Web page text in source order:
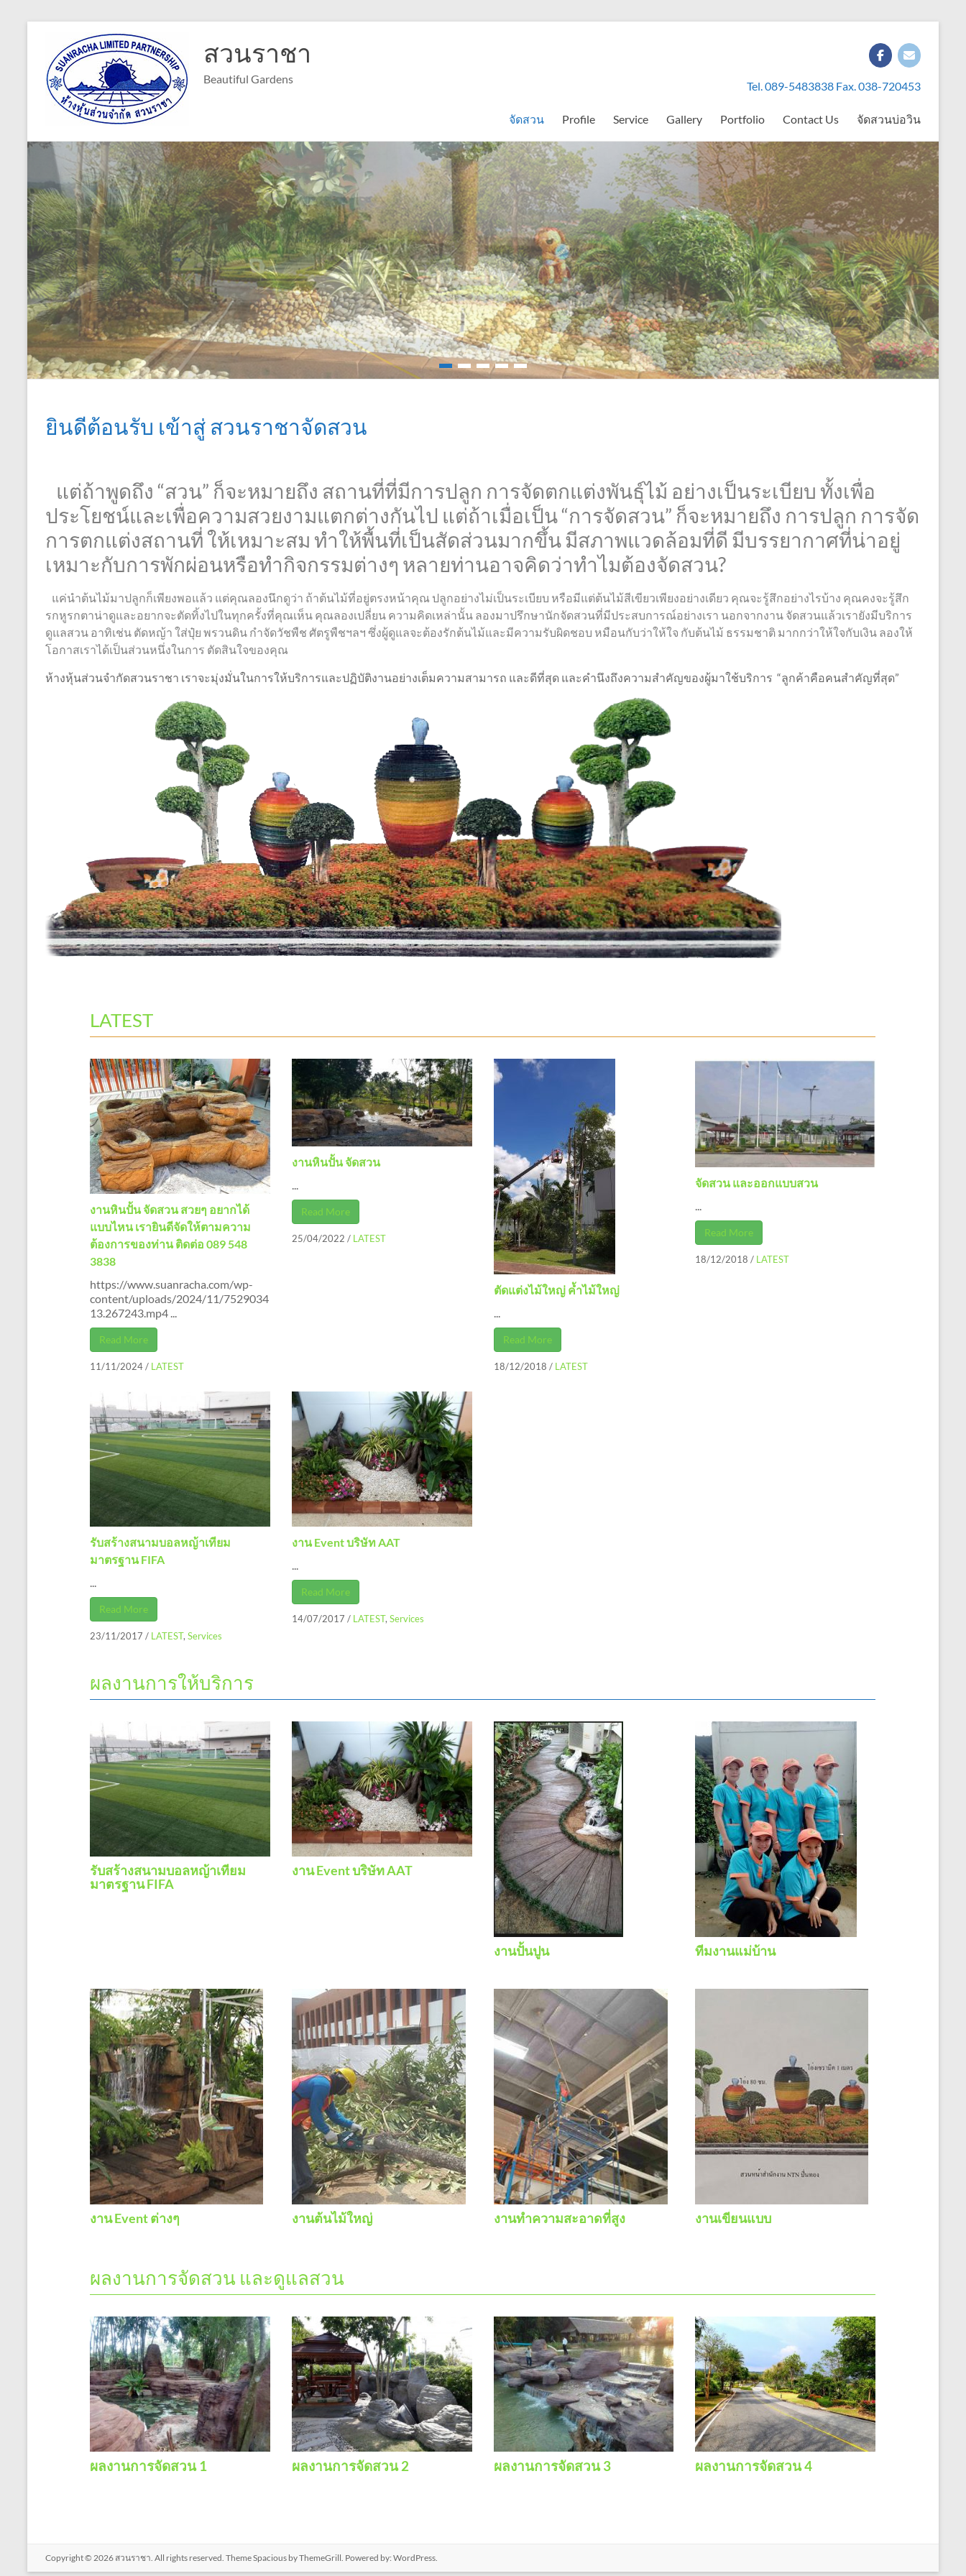
content
สวนราชา
Beautiful Gardens
Tel. 089-5483838 Fax. 038-720453
จัดสวน Profile Service Gallery Portfolio Contact Us จัดสวนบ่อวิน
ยินดีต้อนรับ เข้าสู่ สวนราชาจัดสวน
แต่ถ้าพูดถึง “สวน” ก็จะหมายถึง สถานที่ที่มีการปลูก การจัดตกแต่งพันธุ์ไม้ อย่างเป็นระเบียบ ทั้งเพื่อ
ประโยชน์และเพื่อความสวยงามแตกต่างกันไป แต่ถ้าเมื่อเป็น “การจัดสวน” ก็จะหมายถึง การปลูก การจัด
การตกแต่งสถานที่ ให้เหมาะสม ทำให้พื้นที่เป็นสัดส่วนมากขึ้น มีสภาพแวดล้อมที่ดี มีบรรยากาศที่น่าอยู่
เหมาะกับการพักผ่อนหรือทำกิจกรรมต่างๆ หลายท่านอาจคิดว่าทำไมต้องจัดสวน?
แค่นำต้นไม้มาปลูกก็เพียงพอแล้ว แต่คุณลองนึกดูว่า ถ้าต้นไม้ที่อยู่ตรงหน้าคุณ ปลูกอย่างไม่เป็นระเบียบ หรือมีแต่ต้นไม้สีเขียวเพียงอย่างเดียว คุณจะรู้สึกอย่างไรบ้าง คุณคงจะรู้สึก
รกหูรกตาน่าดูและอยากจะตัดทิ้งไปในทุกครั้งที่คุณเห็น คุณลองเปลี่ยน ความคิดเหล่านั้น ลองมาปรึกษานักจัดสวนที่มีประสบการณ์อย่างเรา นอกจากงาน จัดสวนแล้วเรายังมีบริการ
ดูแลสวน อาทิเช่น ตัดหญ้า ใส่ปุ๋ย พรวนดิน กำจัดวัชพืช ศัตรูพืชฯลฯ ซึ่งผู้ดูแลจะต้องรักต้นไม้และมีความรับผิดชอบ หมือนกับว่าให้ใจ กับต้นไม้ ธรรมชาติ มากกว่าให้ใจกับเงิน ลองให้
โอกาสเราได้เป็นส่วนหนึ่งในการ ตัดสินใจของคุณ
ห้างหุ้นส่วนจำกัดสวนราชา เราจะมุ่งมั่นในการให้บริการและปฏิบัติงานอย่างเต็มความสามารถ และดีที่สุด และคำนึงถึงความสำคัญของผู้มาใช้บริการ “ลูกค้าคือคนสำคัญที่สุด”
LATEST
งานหินปั้น จัดสวน สวยๆ อยากได้
แบบไหน เรายินดีจัดให้ตามความ
ต้องการของท่าน ติดต่อ 089 548
3838
https://www.suanracha.com/wp-
content/uploads/2024/11/7529034
13.267243.mp4 ...
Read More
11/11/2024/ LATEST
งานหินปั้น จัดสวน
Read More
25/04/2022 / LATEST
ตัดแต่งไม้ใหญ่ ค้ำไม้ใหญ่
Read More
18/12/2018 / LATEST
จัดสวน และออกแบบสวน
...
Read More
18/12/2018 / LATEST
รับสร้างสนามบอลหญ้าเทียม
มาตรฐาน FIFA
...
Read More
23/11/2017 / LATEST,Services
งาน Event บริษัท AAT
...
Read More
14/07/2017 / LATEST, Services
ผลงานการให้บริการ
รับสร้างสนามบอลหญ้าเทียม
มาตรฐาน FIFA
งาน Event บริษัท AAT
งานปั้นปูน ทีมงานแม่บ้าน
งาน Event ต่างๆ งานต้นไม้ใหญ่ งานทำความสะอาดที่สูง งานเขียนแบบ
ผลงานการจัดสวน และดูแลสวน
ผลงานการจัดสวน 1 ผลงานการจัดสวน 2 ผลงานการจัดสวน 3 ผลงานการจัดสวน 4
Copyright © 2026 สวนราชา . All rights reserved. ThemeSpacious by ThemeGrill. Powered by: WordPress